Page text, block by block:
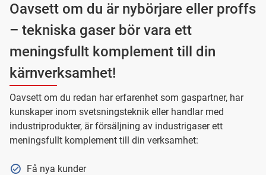
Oavsett om du är nybörjare eller proffs
– tekniska gaser bör vara ett
meningsfullt komplement till din
kärnverksamhet!
Oavsett om du redan har erfarenhet som gaspartner, har
kunskaper inom svetsningsteknik eller handlar med
industriprodukter, är försäljning av industrigaser ett
meningsfullt komplement till din verksamhet:
Få nya kunder